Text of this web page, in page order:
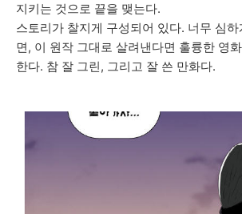
지키는 것으로 끝을 맺는다.
스토리가 찰지게 구성되어 있다. 너무 심
면, 이 원작 그대로 살려낸다면 훌륭한 영
한다. 참 잘 그린, 그리고 잘 쓴 만화다.